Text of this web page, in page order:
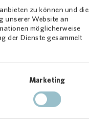
zu können und die
unserer Website an
möglicherweise
der Dienste gesammelt
Marketing